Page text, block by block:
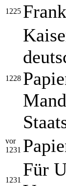
1225
1228
vor
1231
1231
Für